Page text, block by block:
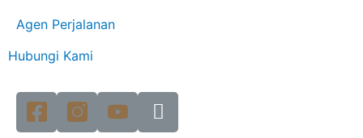
Agen Perjalanan
Hubungi Kami